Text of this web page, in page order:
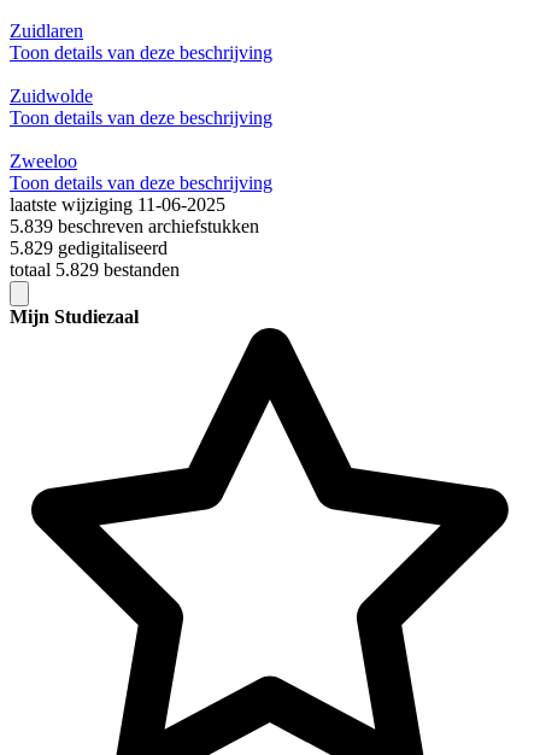
Zuidlaren
Toon details van deze beschrijving
Zuidwolde
Toon details van deze beschrijving
Zweeloo
Toon details van deze beschrijving
laatste wijziging 11-06-2025
5.839 beschreven archiefstukken
5.829 gedigitaliseerd
totaal 5.829 bestanden
Mijn Studiezaal